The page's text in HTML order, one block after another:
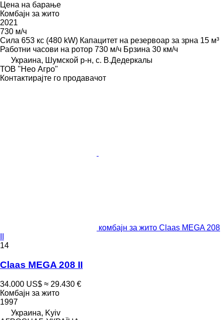
Цена на барање
Комбајн за жито
2021
730 м/ч
Сила 653 кс (480 kW) Капацитет на резервоар за зрна 15 м³
Работни часови на ротор 730 м/ч Брзина 30 км/ч
Украина, Шумской р-н, с. В.Дедеркалы
ТОВ "Нео Агро"
Контактирајте го продавачот
комбајн за жито Claas MEGA 208
14
Claas MEGA 208 II
34.000 US$ ≈ 29.430 €
Комбајн за жито
1997
Украина, Kyiv